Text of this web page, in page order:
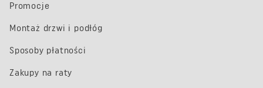
Promocje
Montaż drzwi i podłóg
Sposoby płatności
Zakupy na raty